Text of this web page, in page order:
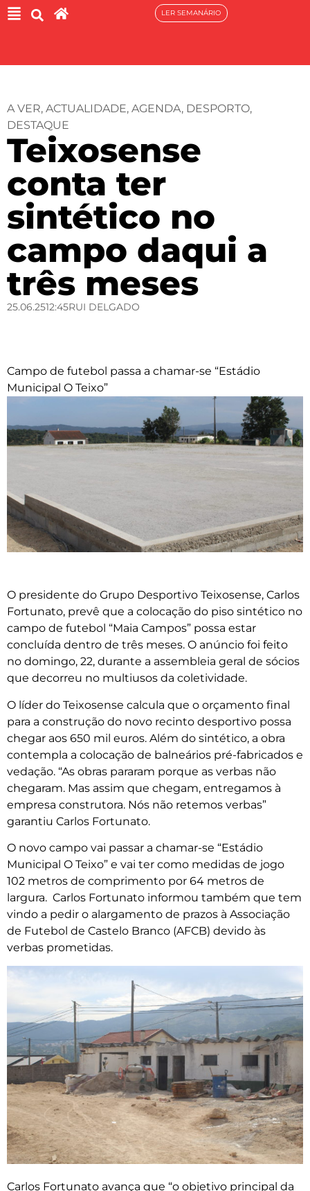
LER SEMANÁRIO
A VER, ACTUALIDADE, AGENDA, DESPORTO,
DESTAQUE
Teixosense
conta ter
sintético no
campo daqui a
três meses
25.06.2512:45RUI DELGADO
Campo de futebol passa a chamar-se “Estádio
Municipal O Teixo”
O presidente do Grupo Desportivo Teixosense, Carlos
Fortunato, prevê que a colocação do piso sintético no
campo de futebol “Maia Campos” possa estar
concluída dentro de três meses. O anúncio foi feito
no domingo, 22, durante a assembleia geral de sócios
que decorreu no multiusos da coletividade.
O líder do Teixosense calcula que o orçamento final
para a construção do novo recinto desportivo possa
chegar aos 650 mil euros. Além do sintético, a obra
contempla a colocação de balneários pré-fabricados e
vedação. “As obras pararam porque as verbas não
chegaram. Mas assim que chegam, entregamos à
empresa construtora. Nós não retemos verbas”
garantiu Carlos Fortunato.
O novo campo vai passar a chamar-se “Estádio
Municipal O Teixo” e vai ter como medidas de jogo
102 metros de comprimento por 64 metros de
largura. Carlos Fortunato informou também que tem
vindo a pedir o alargamento de prazos à Associação
de Futebol de Castelo Branco (AFCB) devido às
verbas prometidas.
Carlos Fortunato avança que “o objetivo principal da